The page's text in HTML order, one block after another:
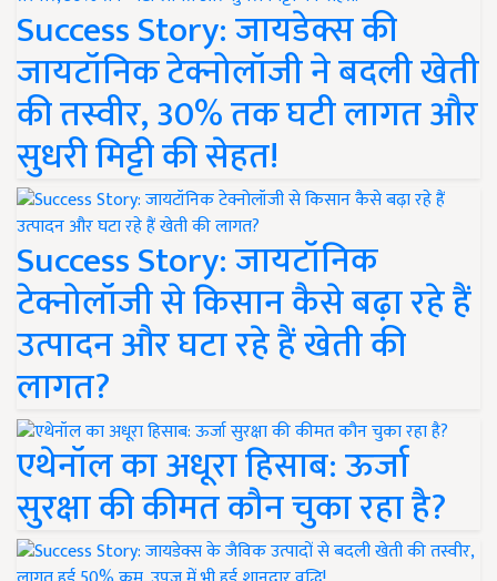
Success Story: जायडेक्स की
जायटॉनिक टेक्नोलॉजी ने बदली खेती
की तस्वीर, 30% तक घटी लागत और
सुधरी मिट्टी की सेहत!
Success Story: जायटॉनिक
टेक्नोलॉजी से किसान कैसे बढ़ा रहे हैं
उत्पादन और घटा रहे हैं खेती की
लागत?
एथेनॉल का अधूरा हिसाब: ऊर्जा
सुरक्षा की कीमत कौन चुका रहा है?